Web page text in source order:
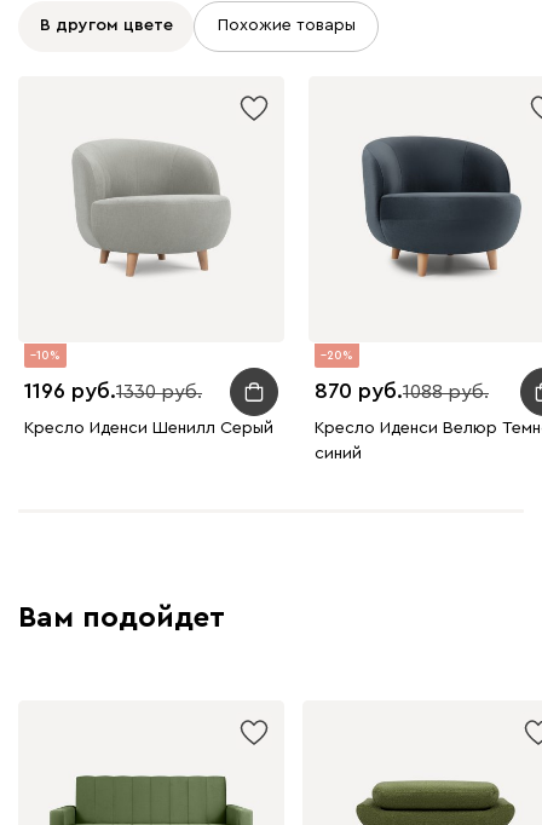
В другом цвете Похожие товары
10
1196 1330
Кресло Иденси Шенилл Серый
20
870 1088
Кресло Иденси Велюр
синий
Вам подойдет